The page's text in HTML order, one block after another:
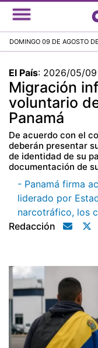
DOMINGO 09 DE AGOSTO
El País: 2026/05/09
Migración
voluntario
Panamá
De acuerdo con el
deberán presentar
de identidad de su
documentación de
- Panamá firma
liderado por
narcotráfico, los
Redacción